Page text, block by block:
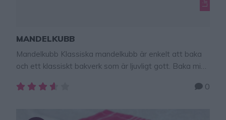
MANDELKUBB
Mandelkubb Klassiska mandelkubb är enkelt att baka
och ett klassiskt bakverk som är ljuvligt gott. Baka mina
bakade mandelkubb var till tidningen Hembakat och då
om man vill göra små mandelkubb. MANDELKUBB Ca
0